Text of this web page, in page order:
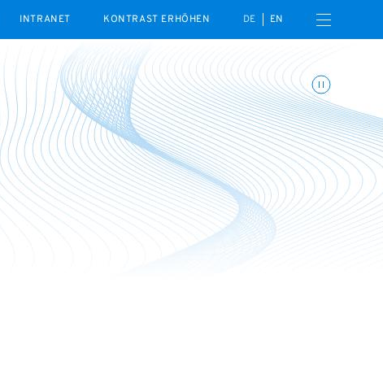
INTRANET
KONTRAST ERHÖHEN DE EN Menü öffnen
Animationen umschalten